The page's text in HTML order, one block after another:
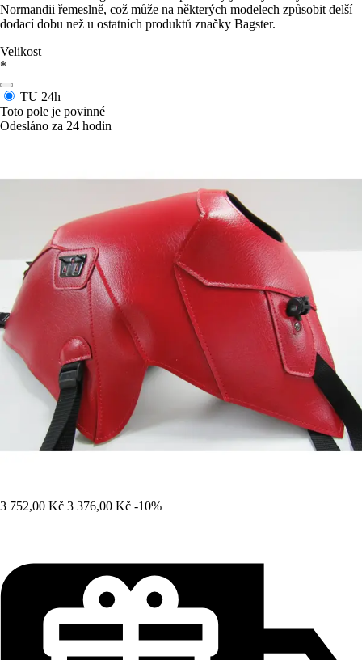
Normandii řemeslně, což může na některých modelech způsobit delší
dodací dobu než u ostatních produktů značky Bagster.
Velikost
*
TU 24h
Toto pole je povinné
Odesláno za 24 hodin
3 752,00 Kč 3 376,00 Kč -10%